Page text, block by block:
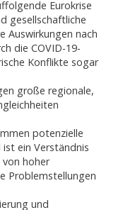
Eurokrise
gesellschaftliche
Auswirkungen nach
die COVID-19-
Konflikte sogar
große regionale,
potenzielle
ist ein Verständnis
hoher
Problemstellungen
und